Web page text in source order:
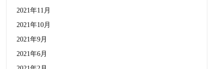
2021年11月
2021年10月
2021年9月
2021年6月